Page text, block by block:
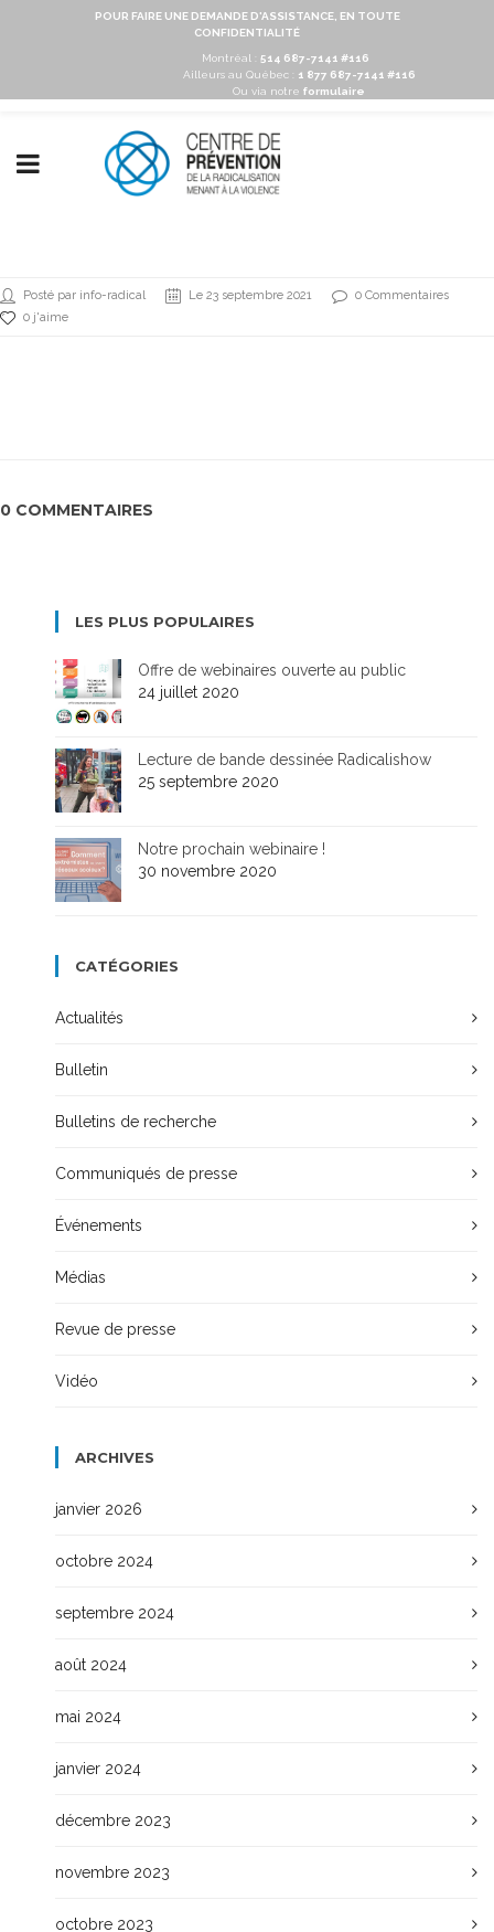
POUR FAIRE UNE DEMANDE D'ASSISTANCE, EN TOUTE
CONFIDENTIALITÉ
Montréal : 514 687-7141 #116
Ailleurs au Québec :
1 877 687-7141 #116
Ou via notre formulaire
Posté par info-radical Le 23 septembre 2021
0 Commentaires
0 j'aime
0 COMMENTAIRES
LES PLUS POPULAIRES
Offre de webinaires ouverte au public
24 juillet 2020
Lecture de bande dessinée Radicalishow
25 septembre 2020
Notre prochain webinaire !
30 novembre 2020
CATÉGORIES
Actualités
Bulletin
Bulletins de recherche
Communiqués de presse
Événements
Médias
Revue de presse
Vidéo
ARCHIVES
janvier 2026
octobre 2024
septembre 2024
août 2024
mai 2024
janvier 2024
décembre 2023
novembre 2023
octobre 2023